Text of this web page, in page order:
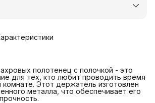
полотенец с полочкой - это
для тех, кто любит проводить время
комнате. Этот держатель изготовлен
металла, что обеспечивает его